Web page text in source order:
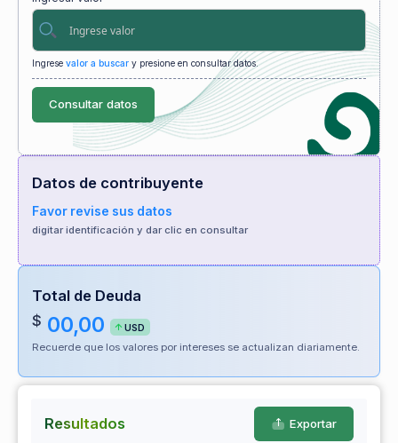
Ingrese valor a buscar y presione en consultar datos.
Consultar datos
Datos de contribuyente
Favor revise sus datos
digitar identificación y dar clic en consultar
Total de Deuda
$ 00,00 USD
Recuerde que los valores por intereses se actualizan diariamente.
Resultados Exportar